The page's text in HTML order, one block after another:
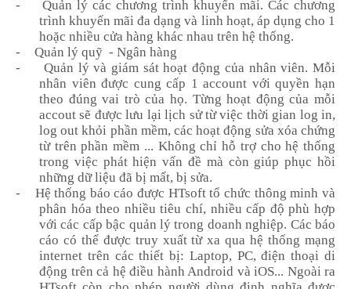
-
Quản lý các chương trình khuyến mãi. Các chương
trình khuyến mãi đa dạng và linh hoạt, áp dụng cho 1
hoặc nhiều cửa hàng khác nhau trên hệ thống.
-
Quản lý quỹ - Ngân hàng
-
Quản lý và giám sát hoạt động của nhân viên. Mỗi
nhân viên được cung cấp 1 account với quyền hạn
theo đúng vai trò của họ. Từng hoạt động của mỗi
accout sẽ được lưu lại lịch sử từ việc thời gian log in,
log out khỏi phần mềm, các hoạt động sửa xóa chứng
từ trên phần mềm ... Không chỉ hỗ trợ cho hệ thống
trong việc phát hiện vấn đề mà còn giúp phục hồi
những dữ liệu đã bị mất, bị sửa.
-
Hệ thống báo cáo được HTsoft tổ chức thông minh và
phân hóa theo nhiều tiêu chí, nhiều cấp độ phù hợp
với các cấp bậc quản lý trong doanh nghiệp. Các báo
cáo có thể được truy xuất từ xa qua hệ thống mạng
internet trên các thiết bị: Laptop, PC, điện thoại di
động trên cả hệ điều hành Android và iOS... Ngoài ra